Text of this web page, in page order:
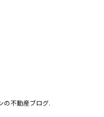
の不動産ブログ.